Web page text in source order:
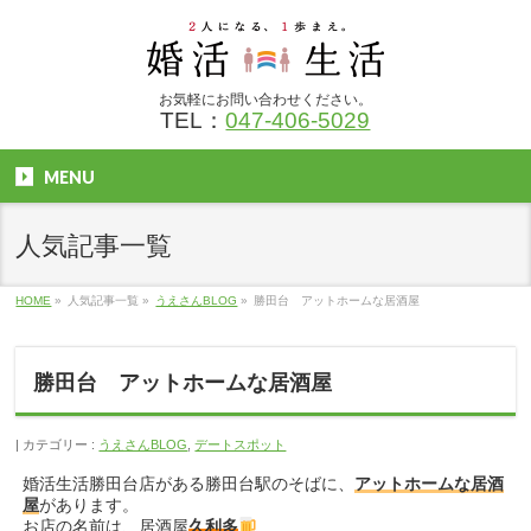
お気軽にお問い合わせください。
TEL：047-406-5029
MENU
人気記事一覧
HOME » 人気記事一覧 » うえさんBLOG » 勝田台 アットホームな居酒屋
勝田台 アットホームな居酒屋
カテゴリー : うえさんBLOG ,デートスポット
婚活生活勝田台店がある勝田台駅のそばに、 アットホームな居酒
屋があります。
お店の名前は、居酒屋久利多